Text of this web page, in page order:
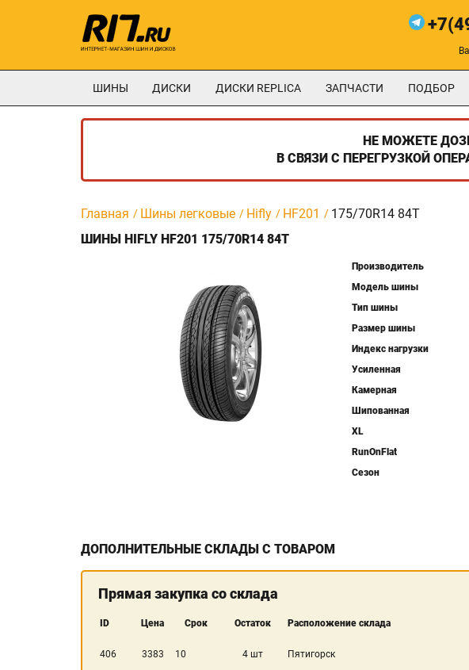
ШИНЫ ДИСКИ ДИСКИ REPLICA ЗАПЧАСТИ ПОДБОР
НЕ МОЖЕТЕ
В СВЯЗИ С ПЕРЕГРУЗКОЙ
Главная Шины легковые Hifly HF201
175/70R14 84T
ШИНЫ HIFLY HF201 175/70R14 84T
Производитель
Модель шины
Тип шины
Размер шины
Индекс нагрузки
Усиленная
Камерная
Шипованная
XL
RunOnFlat
Сезон
ДОПОЛНИТЕЛЬНЫЕ СКЛАДЫ С ТОВАРОМ
Прямая закупка со склада
ID Цена Срок Остаток Расположение склада
406 3383 10 4 шт Пятигорск